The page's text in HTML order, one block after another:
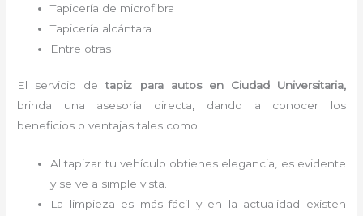
Tapicería de microfibra
Tapicería alcántara
Entre otras
El servicio detapiz para autos en Ciudad Universitaria,
brinda una asesoría directa, dando a conocer los
beneficios o ventajas tales como:
Al tapizar tu vehículo obtienes elegancia, es evidente
y se ve a simple vista.
La limpieza es más fácil y en la actualidad existen